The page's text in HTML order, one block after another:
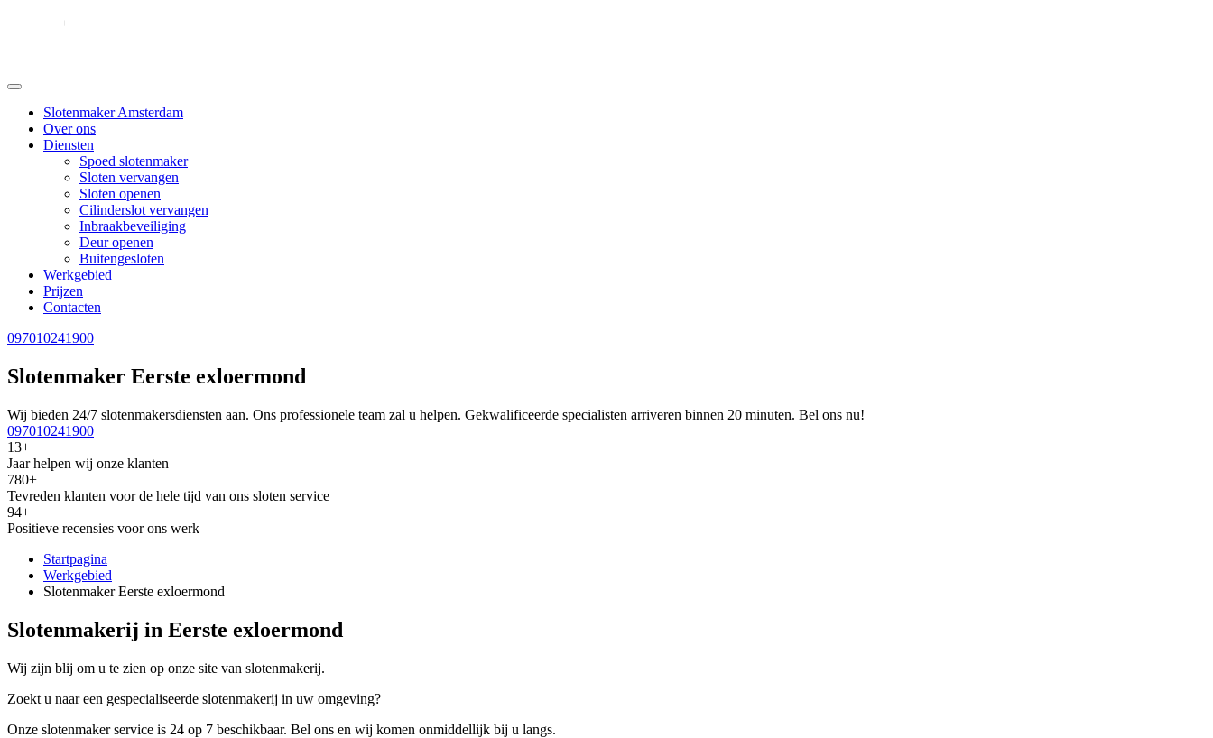
Slotenmaker Amsterdam
Over ons
Diensten
Spoed slotenmaker
Sloten vervangen
Sloten openen
Cilinderslot vervangen
Inbraakbeveiliging
Deur openen
Buitengesloten
Werkgebied
Prijzen
Contacten
097010241900
Slotenmaker Eerste exloermond
Wij bieden 24/7 slotenmakersdiensten aan. Ons professionele team zal u helpen. Gekwalificeerde specialisten arriveren binnen 20 minuten. Bel ons nu!
097010241900
13+
Jaar helpen wij onze klanten
780+
Tevreden klanten voor de hele tijd van ons sloten service
94+
Positieve recensies voor ons werk
Startpagina
Werkgebied
Slotenmaker Eerste exloermond
Slotenmakerij in Eerste exloermond
Wij zijn blij om u te zien op onze site van slotenmakerij.
Zoekt u naar een gespecialiseerde slotenmakerij in uw omgeving?
Onze slotenmaker service is 24 op 7 beschikbaar. Bel ons en wij komen onmiddellijk bij u langs.